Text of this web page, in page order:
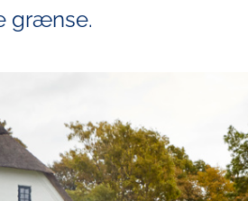
grænse.